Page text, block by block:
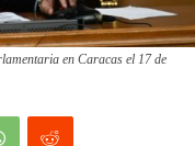
en Caracas el 17 de